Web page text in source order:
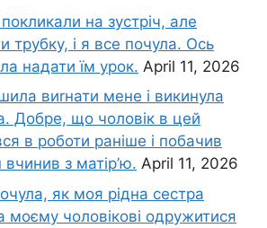
на зустріч, але
трубку, і я все почула. Ось
надати їм урок. April 11, 2026
виrнати мене і викинула
Добре, що чоловік в цей
в роботи раніше і побачив
вчинив з матір’ю. April 11, 2026
як моя рідна сестра
моєму чоловікові одружитися